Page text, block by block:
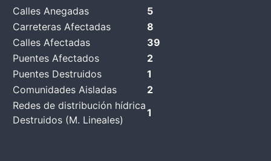
Calles Anegadas
5
Carreteras Afectadas
8
Calles Afectadas
39
Puentes Afectados
2
Puentes Destruidos
1
Comunidades Aisladas
2
Redes de distribución hídrica
Destruidos (M. Lineales)
1